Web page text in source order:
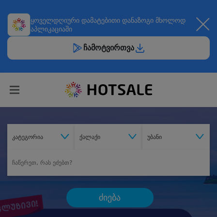
ყოველდღიური დამატებითი დანაზოგი მხოლოდ
აპლიკაციაში
ჩამოტვირთვა
კატეგორია ქალაქი უბანი
ძიება